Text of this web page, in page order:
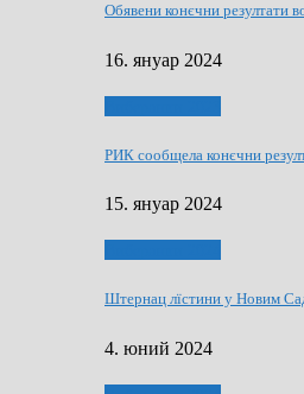
Обявени конєчни резултати
16. януар 2024
РИК сообщела конєчни
15. януар 2024
Штернац лїстини у Новим
4. юний 2024